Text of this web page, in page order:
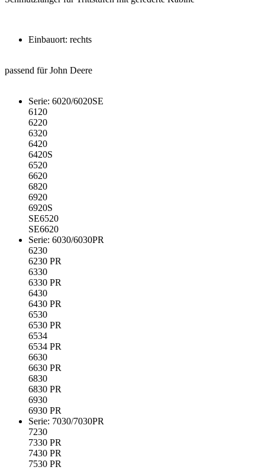
Einbauort: rechts
passend für John Deere
Serie: 6020/6020SE
6120
6220
6320
6420
6420S
6520
6620
6820
6920
6920S
SE6520
SE6620
Serie: 6030/6030PR
6230
6230 PR
6330
6330 PR
6430
6430 PR
6530
6530 PR
6534
6534 PR
6630
6630 PR
6830
6830 PR
6930
6930 PR
Serie: 7030/7030PR
7230
7330 PR
7430 PR
7530 PR